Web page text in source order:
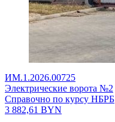
ИМ.1.2026.00725
Электрические ворота №2
Справочно по курсу НБРБ
3 882,61 BYN